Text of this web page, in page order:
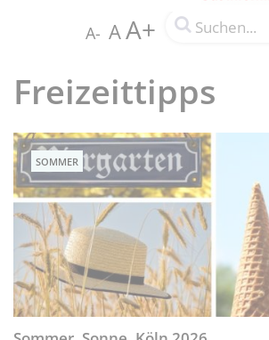
A- AA+
Freizeittipps
SOMMER